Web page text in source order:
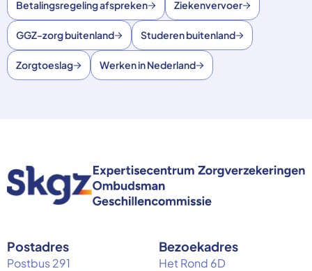
Betalingsregeling afspreken Ziekenvervoer
GGZ-zorg buitenland Studeren buitenland
Zorgtoeslag Werken in Nederland
Postadres
Postbus 291
Bezoekadres
Het Rond 6D